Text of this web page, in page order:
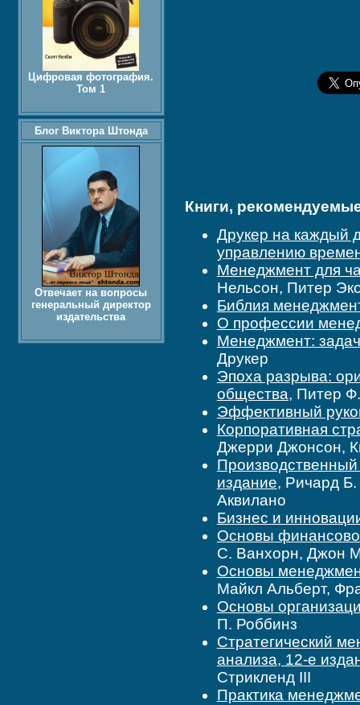
Книги,
Друкер на каждый
управлению
Менеджмент для
Нельсон, Питер
Библия
О профессии
Менеджмент:
Друкер
Эпоха разрыва:
общества, Питер
Эффективный
Корпоративная
Джерри Джонсон,
издание, Ричард
Аквилано
Бизнес и
Основы
С. Ванхорн, Джон
Основы
Майкл Альберт,
Основы
П. Роббинз
Стратегический
анализа, 12-е
Стрикленд ІІІ
Практика
Цифровая фотография.
Том 1
Блог Виктора Штонда
Отвечает на вопросы
генеральный директор
издательства